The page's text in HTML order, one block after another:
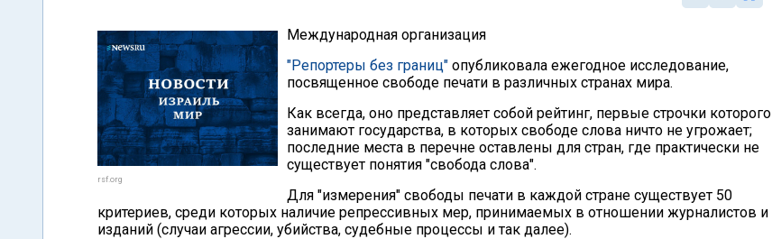
rsf.org
Международная организация
"Репортеры без границ" опубликовала ежегодное исследование,
посвященное свободе печати в различных странах мира.
Как всегда, оно представляет собой рейтинг, первые строчки которого
занимают государства, в которых свободе слова ничто не угрожает;
последние места в перечне оставлены для стран, где практически не
существует понятия "свобода слова".
Для "измерения" свободы печати в каждой стране существует 50
критериев, среди которых наличие репрессивных мер, принимаемых в отношении журналистов и
изданий (случаи агрессии, убийства, судебные процессы и так далее).